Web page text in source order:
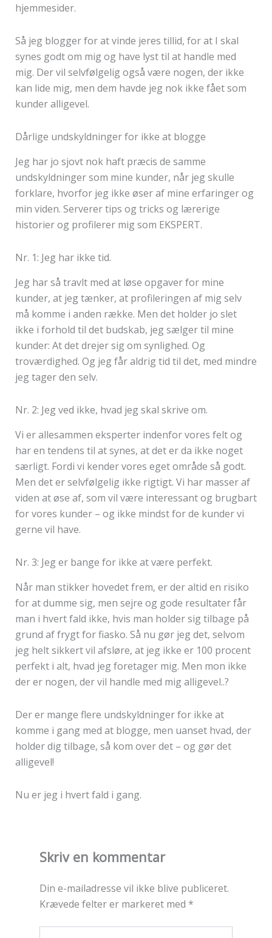
hjemmesider.
Så jeg blogger for at vinde jeres tillid, for at I skal
synes godt om mig og have lyst til at handle med
mig. Der vil selvfølgelig også være nogen, der ikke
kan lide mig, men dem havde jeg nok ikke fået som
kunder alligevel.
Dårlige undskyldninger for ikke at blogge
Jeg har jo sjovt nok haft præcis de samme
undskyldninger som mine kunder, når jeg skulle
forklare, hvorfor jeg ikke øser af mine erfaringer og
min viden. Serverer tips og tricks og lærerige
historier og profilerer mig som EKSPERT.
Nr. 1: Jeg har ikke tid.
Jeg har så travlt med at løse opgaver for mine
kunder, at jeg tænker, at profileringen af mig selv
må komme i anden række. Men det holder jo slet
ikke i forhold til det budskab, jeg sælger til mine
kunder: At det drejer sig om synlighed. Og
troværdighed. Og jeg får aldrig tid til det, med mindre
jeg tager den selv.
Nr. 2: Jeg ved ikke, hvad jeg skal skrive om.
Vi er allesammen eksperter indenfor vores felt og
har en tendens til at synes, at det er da ikke noget
særligt. Fordi vi kender vores eget område så godt.
Men det er selvfølgelig ikke rigtigt. Vi har masser af
viden at øse af, som vil være interessant og brugbart
for vores kunder – og ikke mindst for de kunder vi
gerne vil have.
Nr. 3: Jeg er bange for ikke at være perfekt.
Når man stikker hovedet frem, er der altid en risiko
for at dumme sig, men sejre og gode resultater får
man i hvert fald ikke, hvis man holder sig tilbage på
grund af frygt for fiasko. Så nu gør jeg det, selvom
jeg helt sikkert vil afsløre, at jeg ikke er 100 procent
perfekt i alt, hvad jeg foretager mig. Men mon ikke
der er nogen, der vil handle med mig alligevel..?
Der er mange flere undskyldninger for ikke at
komme i gang med at blogge, men uanset hvad, der
holder dig tilbage, så kom over det – og gør det
alligevel!
Nu er jeg i hvert fald i gang.
Skriv en kommentar
Din e-mailadresse vil ikke blive publiceret.
Krævede felter er markeret med *